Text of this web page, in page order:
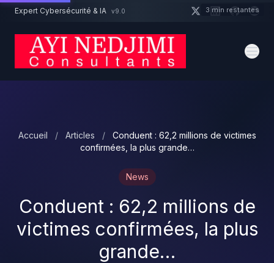
Aller au contenu principal
Expert Cybersécurité & IA v9.0
Accueil / Articles /
Conduent : 62,2 millions de victimes
confirmées, la plus grande…
News
Conduent : 62,2 millions de
victimes confirmées, la plus
grande…
Un projet cybersécurité ? 3 min restantes